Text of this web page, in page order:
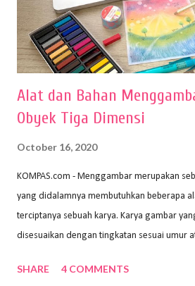
Alat dan Bahan
Obyek Tiga Dimensi
October 16, 2020
KOMPAS.com - Menggambar merupakan
yang didalamnya membutuhkan beberapa
terciptanya sebuah karya. Karya gambar
disesuaikan dengan tingkatan sesuai umur
sehingga hasilnya bisa dilihat. Peran alat
SHARE 4 COMMENTS